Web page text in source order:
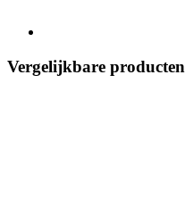
Vergelijkbare producten